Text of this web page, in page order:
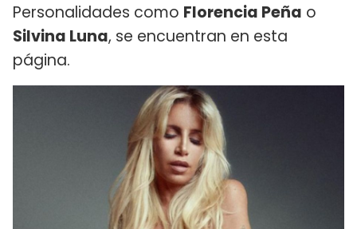
Personalidades como Florencia Peña o
Silvina Luna, se encuentran en esta
página.